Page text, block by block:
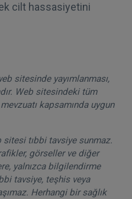
cilt hassasiyetini
sitesinde yayımlanması,
Web sitesindeki tüm
kapsamında uygun
tıbbi tavsiye sunmaz.
görseller ve diğer
yalnızca bilgilendirme
tavsiye, teşhis veya
Herhangi bir sağlık